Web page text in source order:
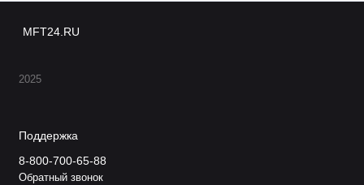
MFT24.RU
2025
Поддержка
8-800-700-65-88
Обратный звонок